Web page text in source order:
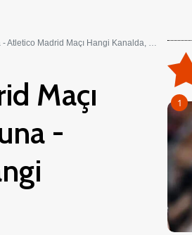
Madrid Maçı Hangi Kanalda, Saat Kaçta?
Maçı
-
1